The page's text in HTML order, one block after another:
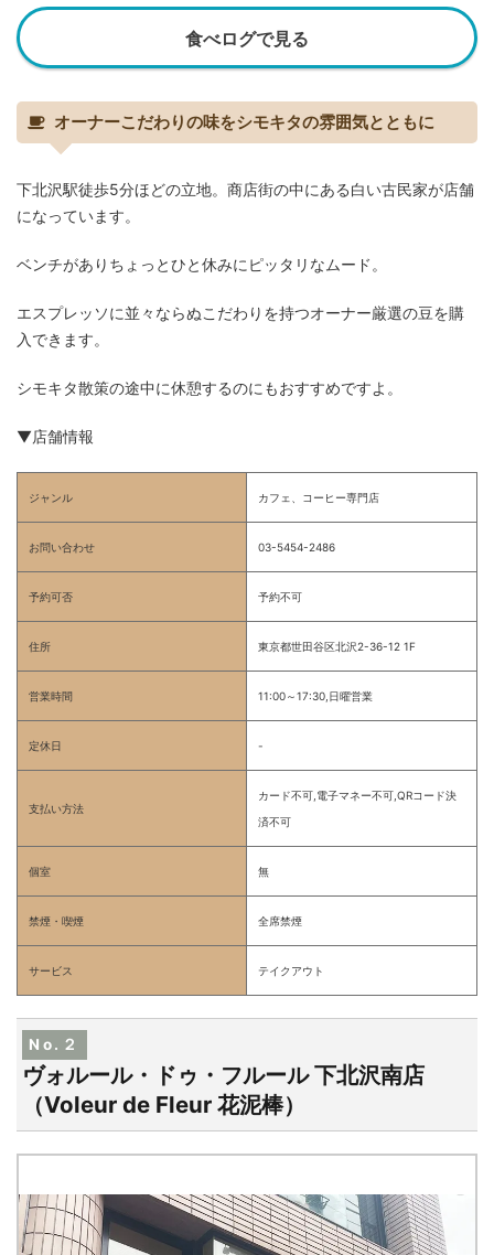
食べログで見る
オーナーこだわりの味をシモキタの雰囲気とともに
下北沢駅徒歩5分ほどの立地。商店街の中にある白い古民家が店舗
になっています。
ベンチがありちょっとひと休みにピッタリなムード。
エスプレッソに並々ならぬこだわりを持つオーナー厳選の豆を購
入できます。
シモキタ散策の途中に休憩するのにもおすすめですよ。
▼店舗情報
ジャンル カフェ、コーヒー専門店
お問い合わせ 03-5454-2486
予約可否 予約不可
住所 東京都世田谷区北沢2-36-12 1F
営業時間 11:00～17:30,日曜営業
定休日 -
支払い方法
カード不可,電子マネー不可,QRコード決
済不可
個室 無
禁煙・喫煙 全席禁煙
サービス テイクアウト
No.２
ヴォルール・ドゥ・フルール 下北沢南店
（Voleur de Fleur 花泥棒）